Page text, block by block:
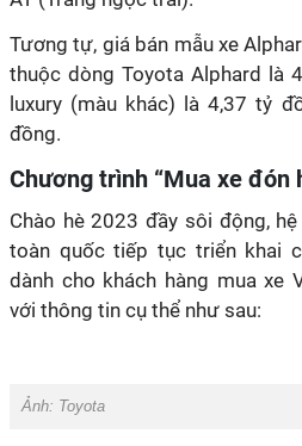
Tương tự, giá bán mẫu xe
thuộc dòng Toyota Alphard là
luxury (màu khác) là 4,37 tỷ
đồng.
Chương trình “Mua xe đón
Chào hè 2023 đầy sôi động,
toàn quốc tiếp tục triển khai
dành cho khách hàng mua xe
với thông tin cụ thể như sau:
Ảnh: Toyota